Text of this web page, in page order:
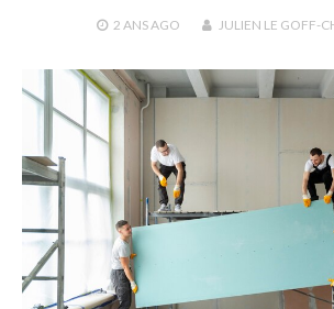
2 ANSAGO JULIEN LE GOFF-